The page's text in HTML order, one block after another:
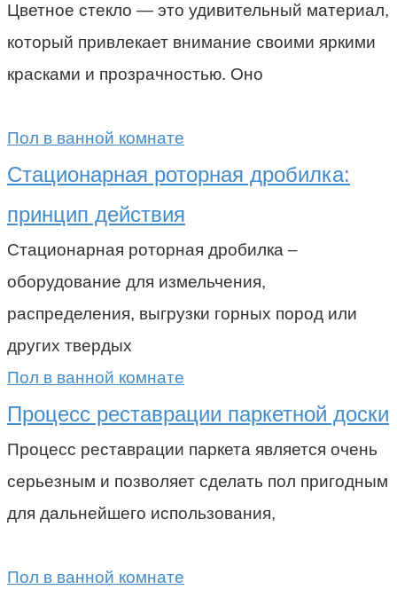
Цветное стекло — это удивительный материал,
который привлекает внимание своими яркими
красками и прозрачностью. Оно
Пол в ванной комнате
Стационарная роторная дробилка:
принцип действия
Стационарная роторная дробилка –
оборудование для измельчения,
распределения, выгрузки горных пород или
других твердых
Пол в ванной комнате
Процесс реставрации паркетной доски
Процесс реставрации паркета является очень
серьезным и позволяет сделать пол пригодным
для дальнейшего использования,
Пол в ванной комнате